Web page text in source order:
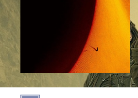
Кинозакуски